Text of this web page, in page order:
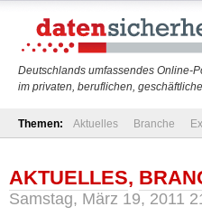
Deutschlands umfassendes Online-
im privaten, beruflichen,
Themen: Aktuelles Branche
AKTUELLES,
Samstag, März 19, 2011